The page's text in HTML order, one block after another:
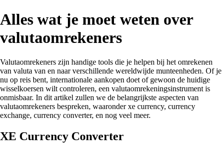
Alles wat je moet weten over
valutaomrekeners
Valutaomrekeners zijn handige tools die je helpen bij het omrekenen
van valuta van en naar verschillende wereldwijde munteenheden. Of je
nu op reis bent, internationale aankopen doet of gewoon de huidige
wisselkoersen wilt controleren, een valutaomrekeningsinstrument is
onmisbaar. In dit artikel zullen we de belangrijkste aspecten van
valutaomrekeners bespreken, waaronder xe currency, currency
exchange, currency converter, en nog veel meer.
XE Currency Converter